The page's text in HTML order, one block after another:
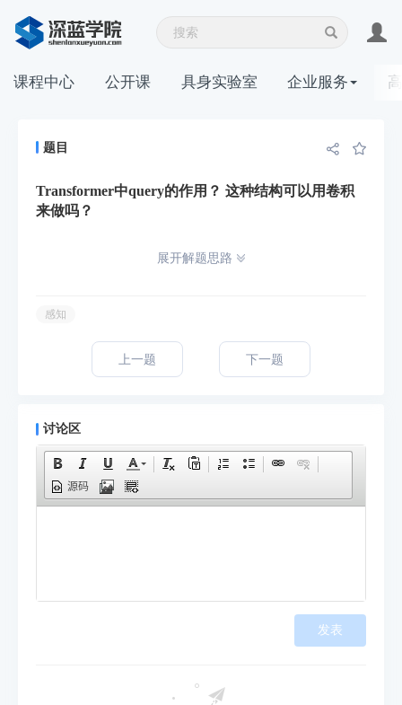
课程中心 公开课 具身实验室 企业服务
题目
Transformer中query的作用？ 这种结构可以用卷积
来做吗？
展开解题思路
感知
上一题 下一题
讨论区
源码
发表